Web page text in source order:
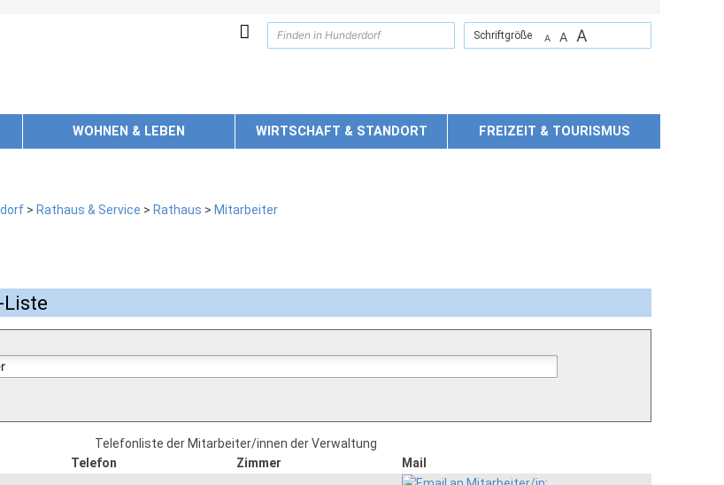
Schriftgröße A A A
WOHNEN & LEBEN WIRTSCHAFT & STANDORT FREIZEIT & TOURISMUS
> Rathaus & Service > Rathaus > Mitarbeiter
Telefonliste der Mitarbeiter/innen der Verwaltung
Telefon Zimmer Mail